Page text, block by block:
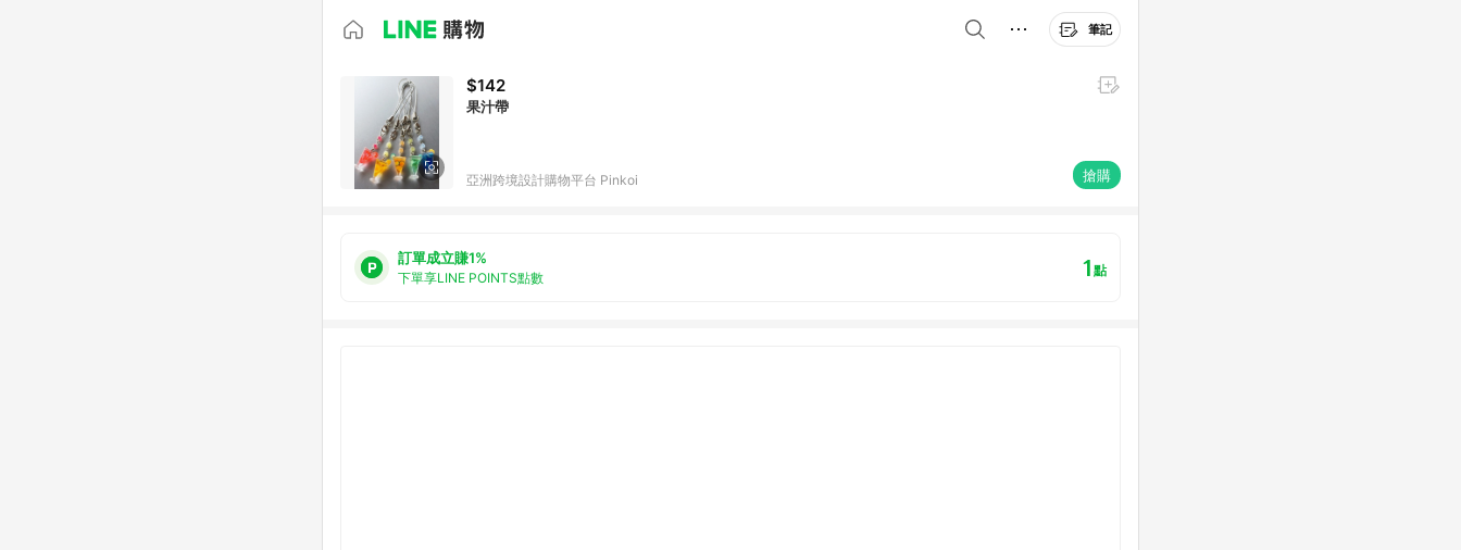
筆記
$142
果汁帶
亞洲跨境設計購物平台 Pinkoi 搶購
訂單成立賺1%
下單享LINE POINTS點數 1點